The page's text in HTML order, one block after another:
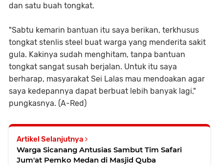
dan satu buah tongkat.
"Sabtu kemarin bantuan itu saya berikan, terkhusus
tongkat stenlis steel buat warga yang menderita sakit
gula. Kakinya sudah menghitam, tanpa bantuan
tongkat sangat susah berjalan. Untuk itu saya
berharap, masyarakat Sei Lalas mau mendoakan agar
saya kedepannya dapat berbuat lebih banyak lagi,"
pungkasnya. (A-Red)
Artikel Selanjutnya
Warga Sicanang Antusias Sambut Tim Safari
Jum'at Pemko Medan di Masjid Quba